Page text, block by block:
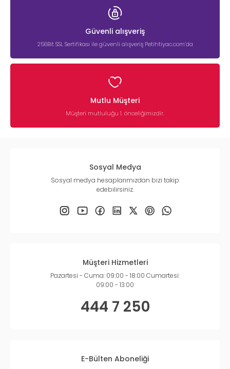
Güvenli alışveriş
256Bit SSL Sertifikası ile güvenli alışveriş Petihtiyac.com’da
Mutlu Müşteri
Müşteri mutluluğu 1. önceliğimizdir.
Sosyal Medya
Sosyal medya hesaplarımızdan bizi takip
edebilirsiniz.
Müşteri Hizmetleri
Pazartesi - Cuma: 09:00 - 18:00 Cumartesi:
09:00 - 13:00
444 7 250
E-Bülten Aboneliği